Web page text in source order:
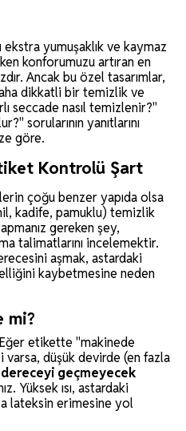
ekstra yumuşaklık ve kaymaz
konforumuzu artıran en
Ancak bu özel tasarımlar,
dikkatli bir temizlik ve
seccade nasıl temizlenir?"
sorularının yanıtlarını
göre.
Kontrolü Şart
çoğu benzer yapıda olsa
kadife, pamuklu) temizlik
gereken şey,
talimatlarını incelemektir.
aşmak, astardaki
kaybetmesine neden
mi?
Eğer etikette "makinede
varsa, düşük devirde (en fazla
geçmeyecek
Yüksek ısı, astardaki
lateksin erimesine yol